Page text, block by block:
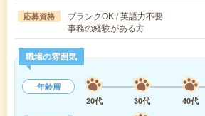
応募資格
ブランクOK / 英語力不要
事務の経験がある方
職場の雰囲気
年齢層
20代
30代 40代